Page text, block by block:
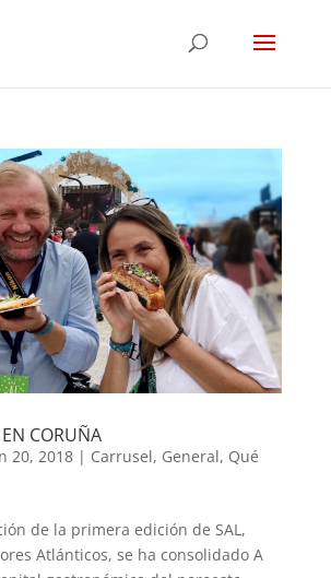
CORUÑA
20, 2018| Carrusel, General, Qué
de la primera edición de SAL,
Atlánticos, se ha consolidado A